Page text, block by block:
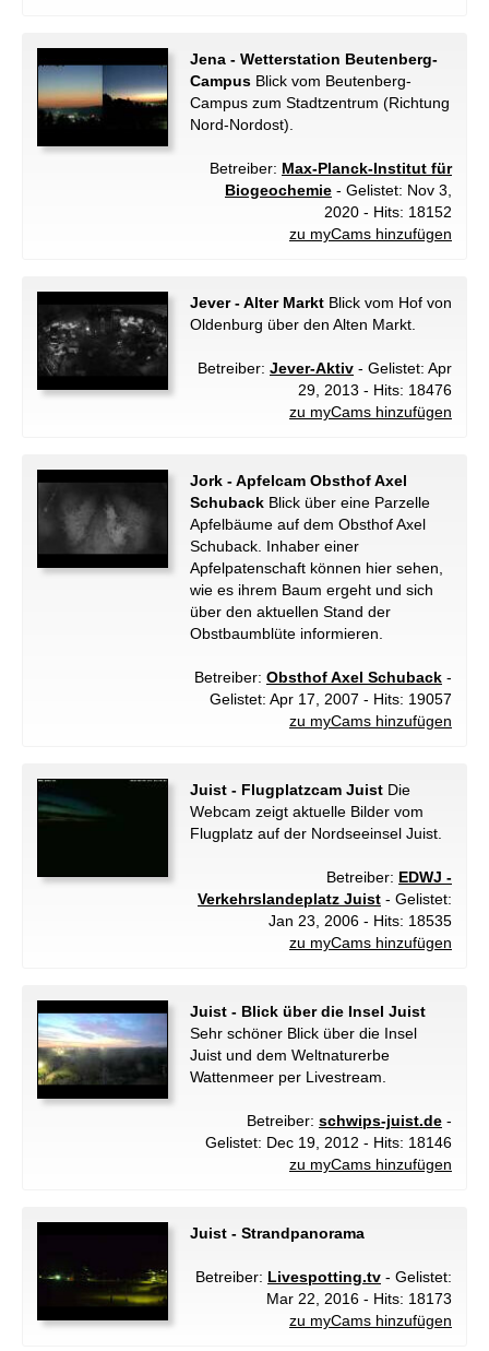
Jena - Wetterstation Beutenberg-
Campus Blick vom Beutenberg-
Campus zum Stadtzentrum (Richtung
Nord-Nordost).
Betreiber: Max-Planck-Institut für
Biogeochemie - Gelistet: Nov 3,
2020 - Hits: 18152
zu myCams hinzufügen
Jever - Alter Markt Blick vom Hof von
Oldenburg über den Alten Markt.
Betreiber: Jever-Aktiv - Gelistet: Apr
29, 2013 - Hits: 18476
zu myCams hinzufügen
Jork - Apfelcam Obsthof Axel
Schuback Blick über eine Parzelle
Apfelbäume auf dem Obsthof Axel
Schuback. Inhaber einer
Apfelpatenschaft können hier sehen,
wie es ihrem Baum ergeht und sich
über den aktuellen Stand der
Obstbaumblüte informieren.
Betreiber: Obsthof Axel Schuback -
Gelistet: Apr 17, 2007 - Hits: 19057
zu myCams hinzufügen
Juist - Flugplatzcam Juist Die
Webcam zeigt aktuelle Bilder vom
Flugplatz auf der Nordseeinsel Juist.
Betreiber: EDWJ -
Verkehrslandeplatz Juist - Gelistet:
Jan 23, 2006 - Hits: 18535
zu myCams hinzufügen
Juist - Blick über die Insel Juist
Sehr schöner Blick über die Insel
Juist und dem Weltnaturerbe
Wattenmeer per Livestream.
Betreiber: schwips-juist.de -
Gelistet: Dec 19, 2012 - Hits: 18146
zu myCams hinzufügen
Juist - Strandpanorama
Betreiber: Livespotting.tv - Gelistet:
Mar 22, 2016 - Hits: 18173
zu myCams hinzufügen